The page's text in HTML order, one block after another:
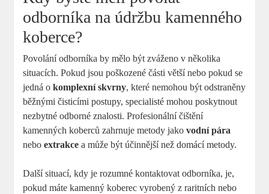
odborníka na údržbu kamenného
koberce?
Povolání odborníka by mělo být zváženo v několika
situacích. Pokud jsou poškozené části větší nebo pokud se
jedná okomplexní skvrny, které nemohou být odstraněny
běžnými čisticími postupy, specialisté mohou poskytnout
nezbytné odborné znalosti. Profesionální čištění
kamenných koberců zahrnuje metody jakovodní pára
neboextrakce a může být účinnější než domácí metody.
Další situací, kdy je rozumné kontaktovat odborníka, je,
pokud máte kamenný koberec vyrobený z raritních nebo